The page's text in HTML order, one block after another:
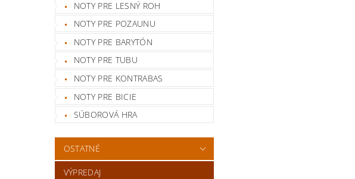
NOTY PRE LESNÝ ROH
NOTY PRE POZAUNU
NOTY PRE BARYTÓN
NOTY PRE TUBU
NOTY PRE KONTRABAS
NOTY PRE BICIE
SÚBOROVÁ HRA
OSTATNÉ
VÝPREDAJ